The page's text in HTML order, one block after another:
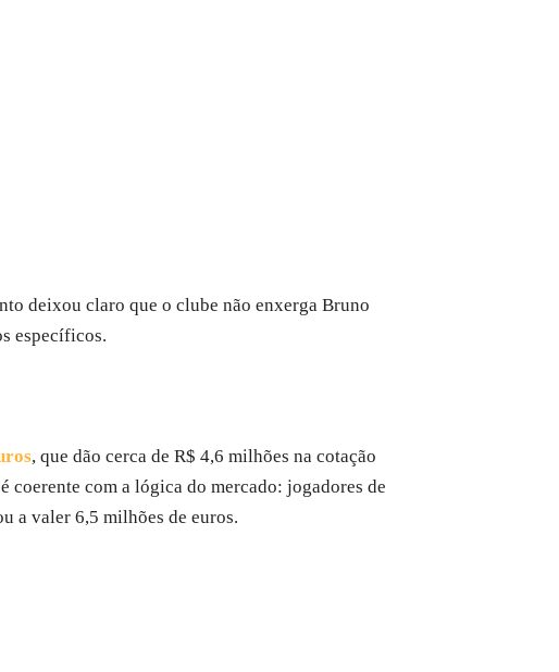
deixou claro que o clube não enxerga Bruno
específicos.
, que dão cerca de R$ 4,6 milhões na cotação
coerente com a lógica do mercado: jogadores de
a valer 6,5 milhões de euros.